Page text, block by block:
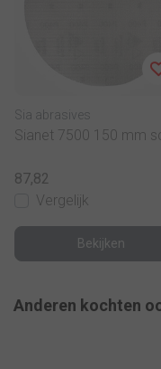
Sia abrasives
Sianet 7500 150 mm
87,82
Vergelijk
Bekijken
Anderen kochten